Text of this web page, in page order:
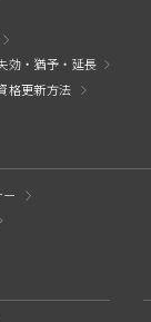
効・猶予・延長
格更新方法